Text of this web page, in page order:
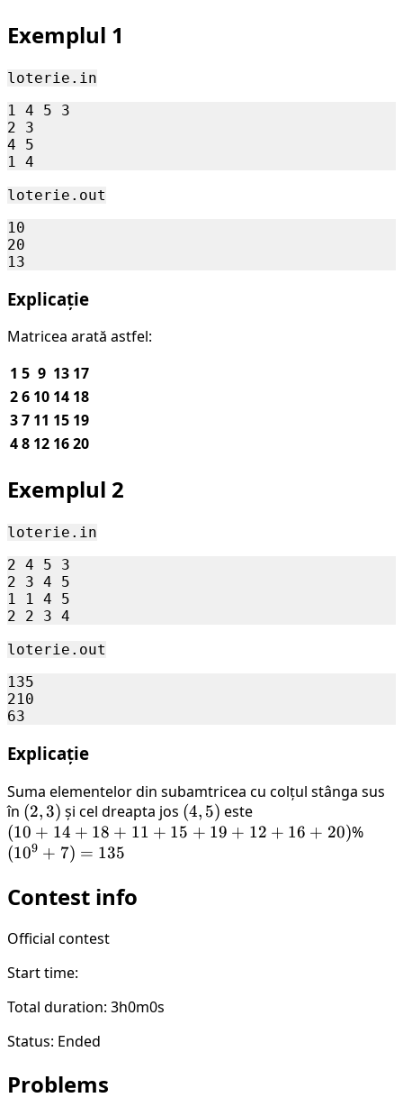
Exemplul 1
loterie.in
1 4 5 3
2 3
4 5
loterie.out
10
20
Explicație
Matricea arată astfel:
1 5 9 13 17
26 10 14 18
37 11 15 19
48 12 1620
Exemplul 2
loterie.in
2 4 5 3
2 3 4 5
1 1 4 5
loterie.out
135
210
Explicație
Suma elementelor din subamtricea cu colțul stânga sus
în (2,3)
(2,3) și cel dreapta jos (4,5)
(4, 5) este
(10+14+18+11+15+19+12+16+20)
(10 + 14 + 18 + 11 + 15 + 19 + 12 + 16 + 20)%
(109 + 7) = 135
Contest info
Official contest
Start time:
Total duration: 3h0m0s
Status: Ended
Problems